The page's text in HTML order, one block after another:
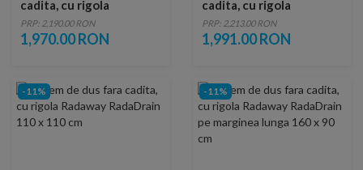
cadita, cu rigola
Radaway RadaDrain 80 x
80 cm
PRP: 2,190.00 RON
1,970.00 RON
cadita, cu rigola
Radaway RadaDrain pe
marginea scurta 90 x 80
cm
PRP: 2,213.00 RON
1,991.00 RON
-11% -11%